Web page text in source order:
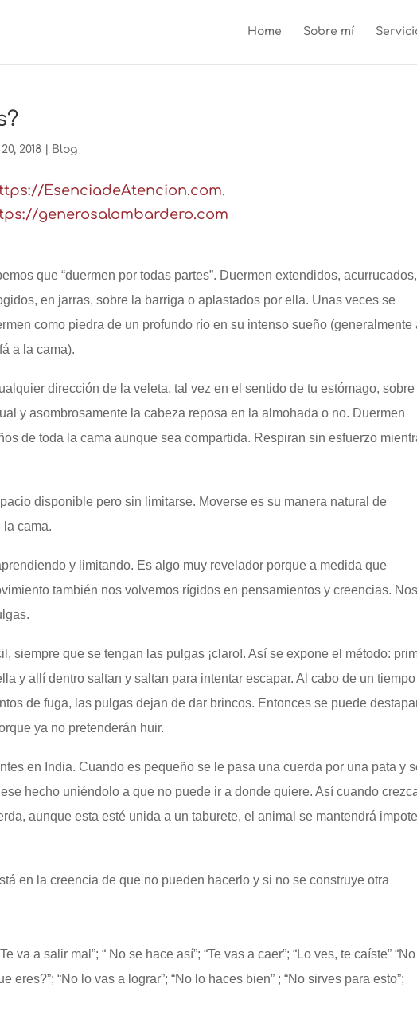
Home Sobre mí
2018 Blog
EsenciadeAtencion.com.
generosalombardero.com
que “duermen por todas partes”. Duermen extendidos, acurrucados,
en jarras, sobre la barriga o aplastados por ella. Unas veces se
como piedra de un profundo río en su intenso sueño (generalmente
a la cama).
dirección de la veleta, tal vez en el sentido de tu estómago, sobre
y asombrosamente la cabeza reposa en la almohada o no. Duermen
de toda la cama aunque sea compartida. Respiran sin esfuerzo
disponible pero sin limitarse. Moverse es su manera natural de
la cama.
y limitando. Es algo muy revelador porque a medida que
también nos volvemos rígidos en pensamientos y creencias. Nos
siempre que se tengan las pulgas ¡claro!. Así se expone el método:
y allí dentro saltan y saltan para intentar escapar. Al cabo de un tiempo
de fuga, las pulgas dejan de dar brincos. Entonces se puede
ya no pretenderán huir.
en India. Cuando es pequeño se le pasa una cuerda por una pata y
hecho uniéndolo a que no puede ir a donde quiere. Así cuando
aunque esta esté unida a un taburete, el animal se mantendrá
en la creencia de que no pueden hacerlo y si no se construye otra
va a salir mal”; “ No se hace así”; “Te vas a caer”; “Lo ves, te caíste”
eres?”; “No lo vas a lograr”; “No lo haces bien” ; “No sirves para esto”;